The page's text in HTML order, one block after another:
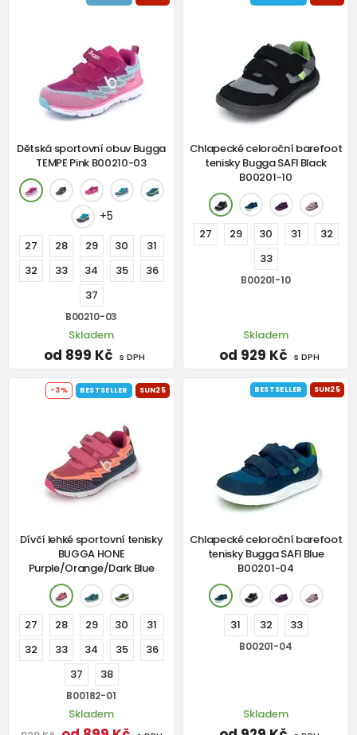
Dětská sportovní obuv Bugga
TEMPE Pink B00210-03
+5
27 28 29 30
31
32
33 34 35
36
37
B00210-03
Skladem
od 899 Kč s DPH
Chlapecké celoroční barefoot
tenisky Bugga SAFI Black
B00201-10
27 29 30 31
32
33
B00201-10
Skladem
od 929 Kč s DPH
-3% BESTSELLER SUN25
Dívčí lehké sportovní tenisky
BUGGA HONE
Purple/Orange/Dark Blue
27 28 29 30
31
32
33 34 35
36
37
38
B00182-01
Skladem
BESTSELLER SUN25
Chlapecké celoroční barefoot
tenisky Bugga SAFI Blue
B00201-04
31 32 33
B00201-04
Skladem